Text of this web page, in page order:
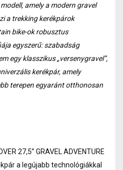
amely a modern gravel
a trekking kerékpárok
bike-ok robusztus
egyszerű: szabadság
egy klasszikus „versenygravel”,
kerékpár, amely
terepen egyaránt otthonosan
27,5” GRAVEL ADVENTURE
a legújabb technológiákkal